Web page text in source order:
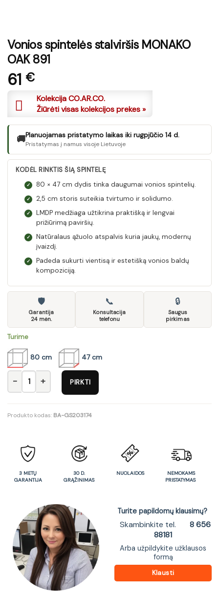
Vonios spintelės stalviršis MONAKO
OAK 891
61 €
Kolekcija CO.AR.CO.
Žiūrėti visas kolekcijos prekes »
🚚Planuojamas pristatymo laikas iki rugpjūčio 14 d.
Pristatymas į namus visoje Lietuvoje
KODĖL RINKTIS ŠIĄ SPINTELĘ
✓ 80 × 47 cm dydis tinka daugumai vonios spintelių.
✓ 2,5 cm storis suteikia tvirtumo ir solidumo.
✓
LMDP medžiaga užtikrina praktišką ir lengvai
prižiūrimą paviršių.
✓
Natūralaus ąžuolo atspalvis kuria jaukų, modernų
įvaizdį.
✓
Padeda sukurti vientisą ir estetišką vonios baldų
kompoziciją.
🛡
Garantija
24 mėn.
📞
Konsultacija
telefonu
🔒
Saugus
pirkimas
Turime
80 cm 47 cm
produkto kiekis: Vonios spintelės stalviršis MONAKO OAK 891
PIRKTI
Produkto kodas: BA-GS203174
3 METŲ
GARANTIJA
30 D.
GRĄŽINIMAS
NUOLAIDOS
NEMOKAMS
PRISTATYMAS
Turite papildomų klausimų?
Skambinkite tel.
8 656
88181
Arba užpildykite užklausos
formą
Klausti